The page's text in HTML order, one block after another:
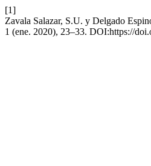
[1]
Zavala Salazar, S.U. y Delgado
1 (ene. 2020), 23–33. DOI:https://